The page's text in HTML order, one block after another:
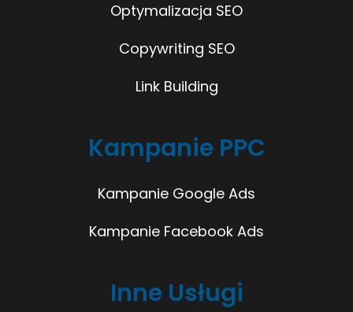
Optymalizacja SEO
Copywriting SEO
Link Building
Kampanie PPC
Kampanie Google Ads
Kampanie Facebook Ads
Inne Usługi